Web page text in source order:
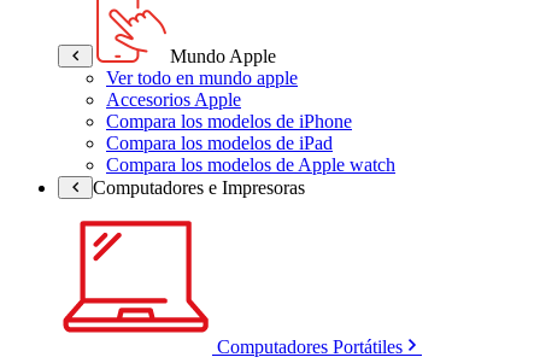
Mundo Apple
Ver todo en mundo apple
Accesorios Apple
Compara los modelos de iPhone
Compara los modelos de iPad
Compara los modelos de Apple watch
Computadores e Impresoras
Computadores Portátiles